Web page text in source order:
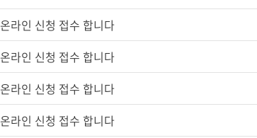
온라인 신청 접수 합니다
온라인 신청 접수 합니다
온라인 신청 접수 합니다
온라인 신청 접수 합니다